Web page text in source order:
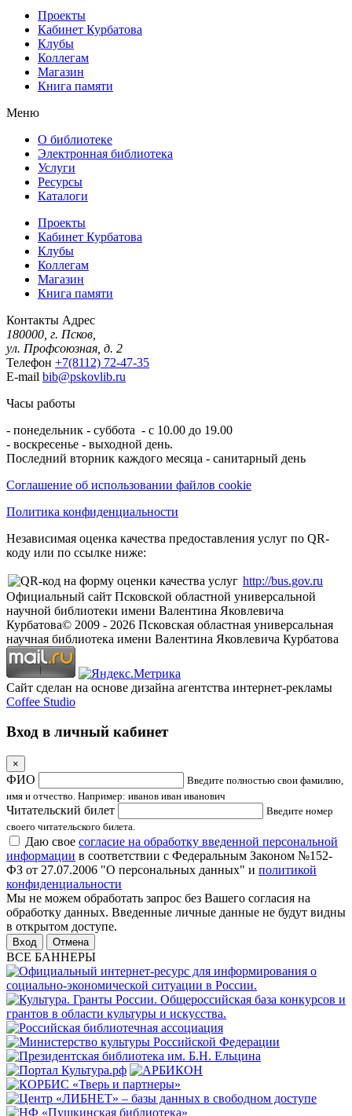
Проекты
Кабинет Курбатова
Клубы
Коллегам
Магазин
Книга памяти
Меню
О библиотеке
Электронная библиотека
Услуги
Ресурсы
Каталоги
Проекты
Кабинет Курбатова
Клубы
Коллегам
Магазин
Книга памяти
Контакты Адрес
180000, г. Псков,
ул. Профсоюзная, д. 2
Телефон +7(8112) 72-47-35
E-mail bib@pskovlib.ru
Часы работы
- понедельник - суббота - с 10.00 до 19.00
- воскресенье - выходной день.
Последний вторник каждого месяца - санитарный день
Соглашение об использовании файлов cookie
Политика конфиденциальности
Независимая оценка качества предоставления услуг по QR-
коду или по ссылке ниже:
http://bus.gov.ru
Официальный сайт Псковской областной универсальной
научной библиотеки имени Валентина Яковлевича
Курбатова© 2009 - 2026 Псковская областная универсальная
научная библиотека имени Валентина Яковлевича Курбатова
Сайт сделан на основе дизайна агентства интернет-рекламы
Coffee Studio
Вход в личный кабинет
×
ФИО
Введите полностью свои фамилию,
имя и отчество. Например: иванов иван иванович
Читательский билет
Введите номер
своего читательского билета.
Даю свое согласие на обработку введенной персональной
информации в соответствии с Федеральным Законом №152-
ФЗ от 27.07.2006 "О персональных данных" и политикой
конфиденциальности
Мы не можем обработать запрос без Вашего согласия на
обработку данных. Введенные личные данные не будут видны
в открытом доступе.
Отмена
ВСЕ БАННЕРЫ